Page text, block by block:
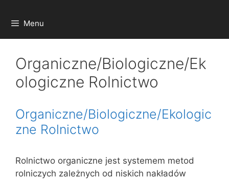
Menu
Organiczne/Biologiczne/Ek
ologiczne Rolnictwo
Organiczne/Biologiczne/Ekologic
zne Rolnictwo
Rolnictwo organiczne jest systemem metod
rolniczych zależnych od niskich nakładów